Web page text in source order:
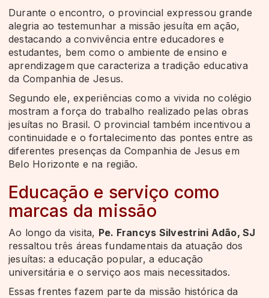
Durante o encontro, o provincial expressou grande
alegria ao testemunhar a missão jesuíta em ação,
destacando a convivência entre educadores e
estudantes, bem como o ambiente de ensino e
aprendizagem que caracteriza a tradição educativa
da Companhia de Jesus.
Segundo ele, experiências como a vivida no colégio
mostram a força do trabalho realizado pelas obras
jesuítas no Brasil. O provincial também incentivou a
continuidade e o fortalecimento das pontes entre as
diferentes presenças da Companhia de Jesus em
Belo Horizonte e na região.
Educação e serviço como
marcas da missão
Ao longo da visita, Pe. Francys Silvestrini Adão, SJ
ressaltou três áreas fundamentais da atuação dos
jesuítas: a educação popular, a educação
universitária e o serviço aos mais necessitados.
Essas frentes fazem parte da missão histórica da